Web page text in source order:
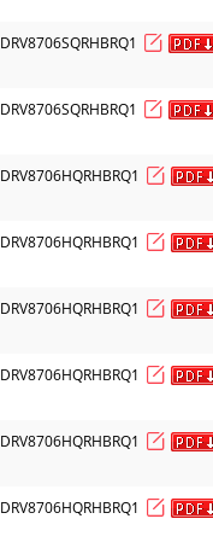
DRV8706SQRHBRQ1
DRV8706SQRHBRQ1
DRV8706HQRHBRQ1
DRV8706HQRHBRQ1
DRV8706HQRHBRQ1
DRV8706HQRHBRQ1
DRV8706HQRHBRQ1
DRV8706HQRHBRQ1